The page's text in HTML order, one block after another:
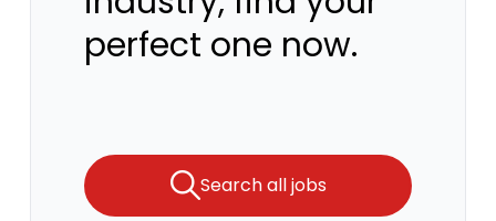
perfect one now.
Search all jobs